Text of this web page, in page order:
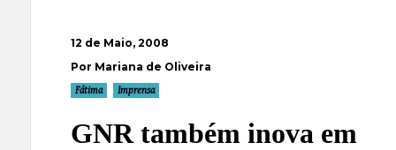
12 de Maio, 2008
Por Mariana de Oliveira
Fátima Imprensa
GNR também inova em